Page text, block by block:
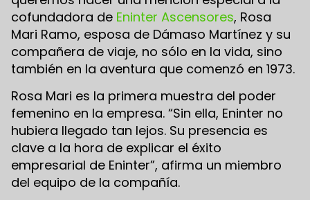
cofundadora de Eninter Ascensores, Rosa
Mari Ramo, esposa de Dámaso Martínez y su
compañera de viaje, no sólo en la vida, sino
también en la aventura que comenzó en 1973.
Rosa Mari es la primera muestra del poder
femenino en la empresa. “Sin ella, Eninter no
hubiera llegado tan lejos. Su presencia es
clave a la hora de explicar el éxito
empresarial de Eninter”, afirma un miembro
del equipo de la compañía.